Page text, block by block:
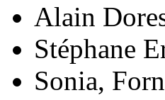
Alain
Stéphane
Sonia,